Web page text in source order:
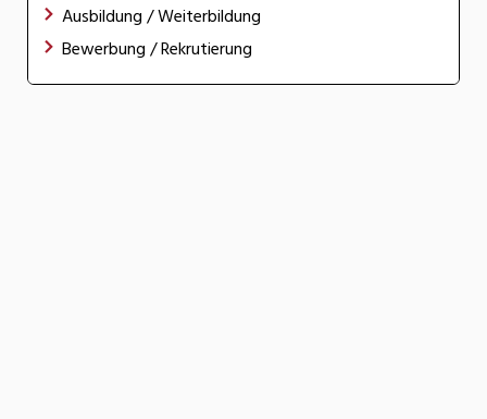
Ausbildung / Weiterbildung
Bewerbung / Rekrutierung